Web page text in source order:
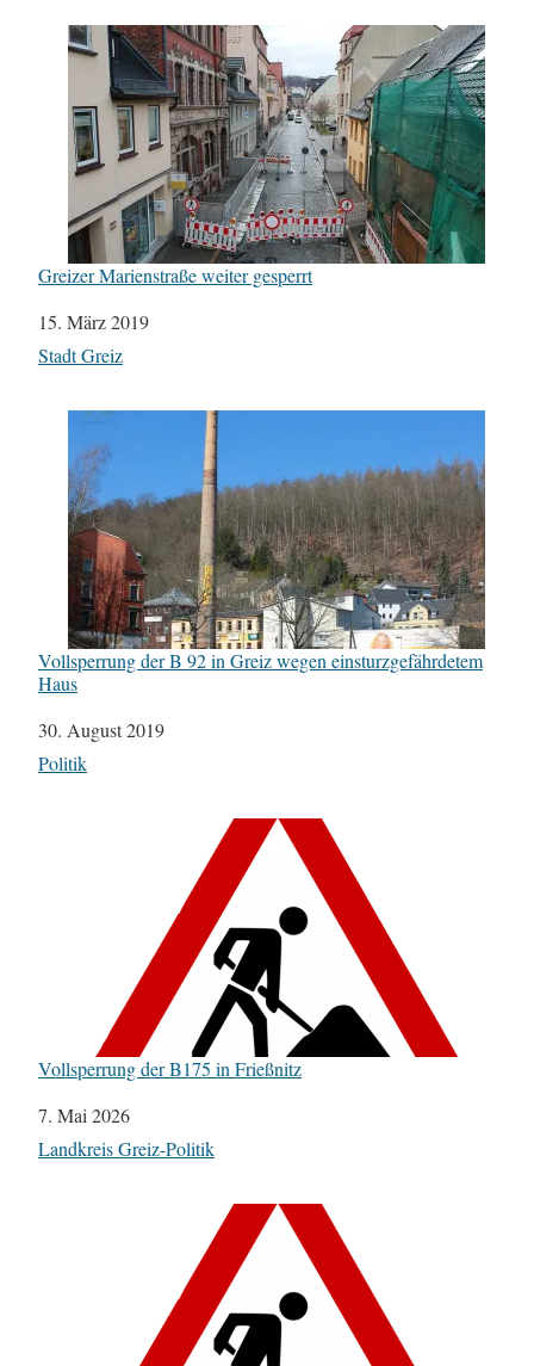
Greizer Marienstraße weiter gesperrt
Datum
15. März 2019
In Bezug auf
Stadt Greiz
Vollsperrung der B 92 in Greiz wegen einsturzgefährdetem
Haus
Datum
30. August 2019
In Bezug auf
Politik
Vollsperrung der B175 in Frießnitz
Datum
7. Mai 2026
In Bezug auf
Landkreis Greiz-Politik